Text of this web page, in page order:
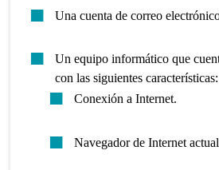
Una cuenta de correo
Un equipo informático que
con las siguientes características:
Conexión a Internet.
Navegador de Internet